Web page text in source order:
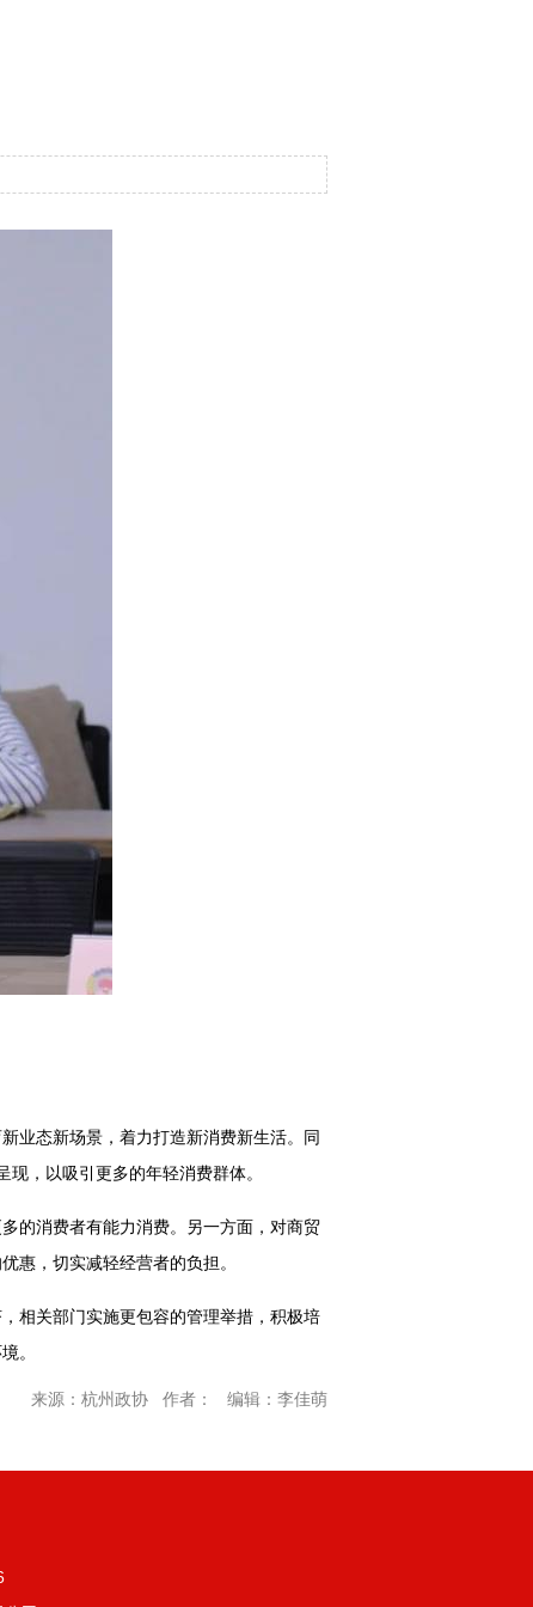
业态新场景，着力打造新消费新生活。同
，以吸引更多的年轻消费群体。
的消费者有能力消费。另一方面，对商贸
惠，切实减轻经营者的负担。
相关部门实施更包容的管理举措，积极培
。
来源：杭州政协 作者： 编辑：李佳萌